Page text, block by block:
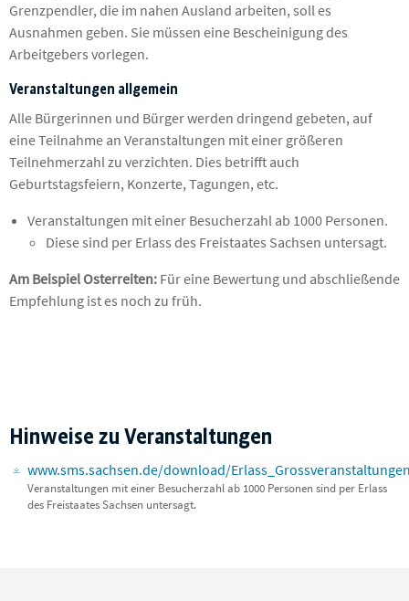
Grenzpendler, die im nahen Ausland arbeiten, soll es
Ausnahmen geben. Sie müssen eine Bescheinigung des
Arbeitgebers vorlegen.
Veranstaltungen allgemein
Alle Bürgerinnen und Bürger werden dringend gebeten, auf
eine Teilnahme an Veranstaltungen mit einer größeren
Teilnehmerzahl zu verzichten. Dies betrifft auch
Geburtstagsfeiern, Konzerte, Tagungen, etc.
Veranstaltungen mit einer Besucherzahl ab 1000 Personen.
Diese sind per Erlass des Freistaates Sachsen untersagt.
Am Beispiel Osterreiten: Für eine Bewertung und abschließende
Empfehlung ist es noch zu früh.
Hinweise zu Veranstaltungen
www.sms.sachsen.de/download/
Veranstaltungen mit einer Besucherzahl ab 1000 Personen sind per Erlass
des Freistaates Sachsen untersagt.